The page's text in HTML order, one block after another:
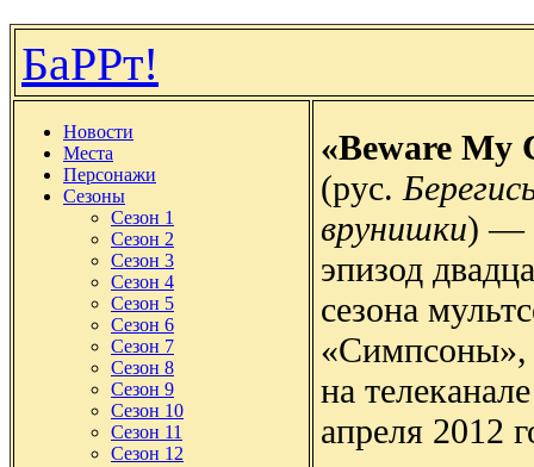
БаРРт!
Новости
Места
Персонажи
Сезоны
Сезон 1
Сезон 2
Сезон 3
Сезон 4
Сезон 5
Сезон 6
Сезон 7
Сезон 8
Сезон 9
Сезон 10
Сезон 11
Сезон 12
«Beware My
(рус.
врунишки) —
эпизод
сезона
на
апреля 2012